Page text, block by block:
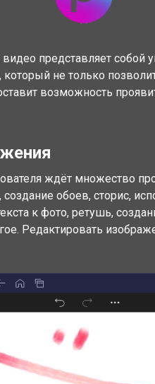
представляет
не только
возможность
ждёт множество
обоев, сторис,
к фото, ретушь,
Редактировать